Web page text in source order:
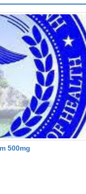
500mg